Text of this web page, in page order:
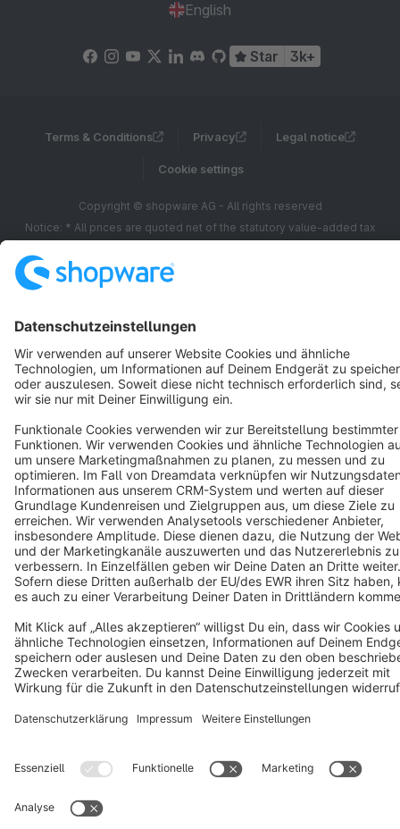
English
Star 3k+
Terms & Conditions Privacy Legal notice
Cookie settings
Copyright © shopware AG - All rights reserved
Notice: * All prices are quoted net of the statutory value-added tax